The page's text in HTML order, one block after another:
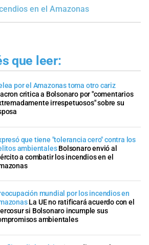
en el Amazonas
que leer:
por el Amazonas toma otro cariz
critica a Bolsonaro por "comentarios
irrespetuosos" sobre su
que tiene "tolerancia cero" contra los
ambientales Bolsonaro envió al
a combatir los incendios en el
mundial por los incendios en
La UE no ratificará acuerdo con el
si Bolsonaro incumple sus
ambientales